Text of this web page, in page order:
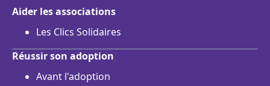
Aider les associations
Les Clics Solidaires
Réussir son adoption
Avant l'adoption